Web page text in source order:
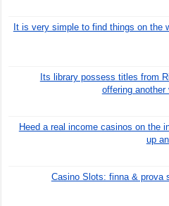
It is very simple to find things on the
Its library possess titles from
offering
Heed a real income casinos on the
up
Casino Slots: finna & prova